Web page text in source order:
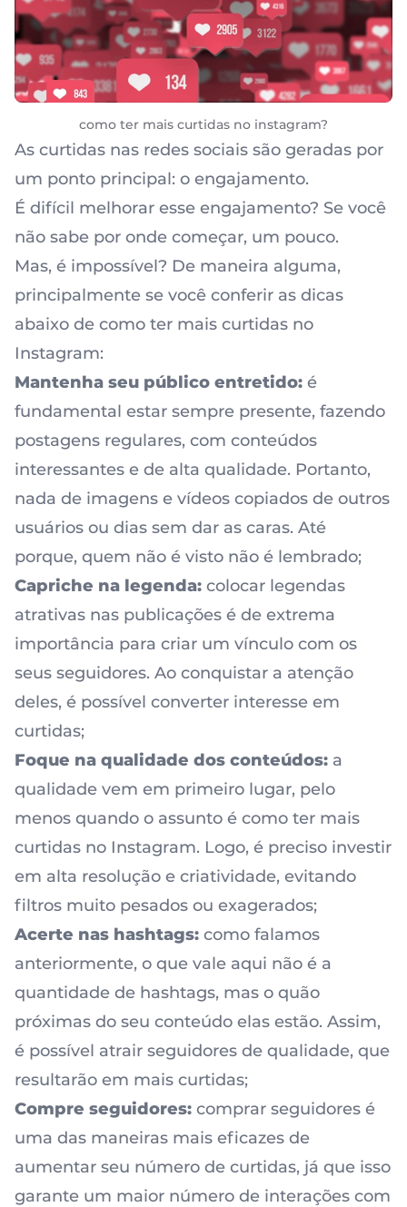
como ter mais curtidas no instagram?
As curtidas nas redes sociais são geradas por
um ponto principal: o engajamento.
É difícil melhorar esse engajamento? Se você
não sabe por onde começar, um pouco.
Mas, é impossível? De maneira alguma,
principalmente se você conferir as dicas
abaixo de como ter mais curtidas no
Instagram:
Mantenha seu público entretido: é
fundamental estar sempre presente, fazendo
postagens regulares, com conteúdos
interessantes e de alta qualidade. Portanto,
nada de imagens e vídeos copiados de outros
usuários ou dias sem dar as caras. Até
porque, quem não é visto não é lembrado;
Capriche na legenda: colocar legendas
atrativas nas publicações é de extrema
importância para criar um vínculo com os
seus seguidores. Ao conquistar a atenção
deles, é possível converter interesse em
curtidas;
Foque na qualidade dos conteúdos: a
qualidade vem em primeiro lugar, pelo
menos quando o assunto é como ter mais
curtidas no Instagram. Logo, é preciso investir
em alta resolução e criatividade, evitando
filtros muito pesados ou exagerados;
Acerte nas hashtags: como falamos
anteriormente, o que vale aqui não é a
quantidade de hashtags, mas o quão
próximas do seu conteúdo elas estão. Assim,
é possível atrair seguidores de qualidade, que
resultarão em mais curtidas;
Compre seguidores: comprar seguidores é
uma das maneiras mais eficazes de
aumentar seu número de curtidas, já que isso
garante um maior número de interações com